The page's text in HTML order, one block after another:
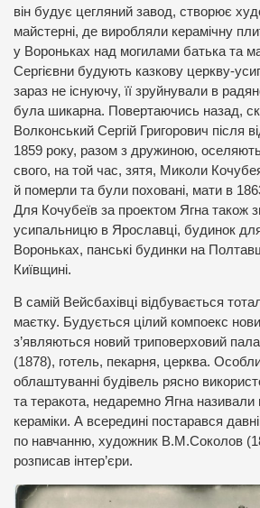
він будує цегляний завод, створює
майстерні, де виробляли керамічну
у Вороньках над могилами батька та
Сергієвни будують казкову церкву-
зараз не існуючу, її зруйнували в
була шикарна. Повертаючись назад,
Волконський Сергій Григорович після
1859 року, разом з дружиною,
свого, на той час, зятя, Миколи
й померли та були поховані, мати в
Для Кочубеїв за проектом Ягна також
усипальницю в Ярославці, будинок
Вороньках, панські будинки на
Київщині.
В самій Вейсбахівці відбувається
маєтку. Будується цілий компоекс
з’являються новий триповерховий
(1878), готель, пекарня, церква.
облаштуванні будівель рясно
та теракота, недаремно Ягна
кераміки. А всередині постарався
по навчанню, художник В.М.Соколов
розписав інтер’єри.